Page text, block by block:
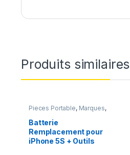
Produits similaires
Pieces Portable, Marques,
Batteries et
chargeurs
Batterie
Remplacement pour
iPhone 5S + Outils